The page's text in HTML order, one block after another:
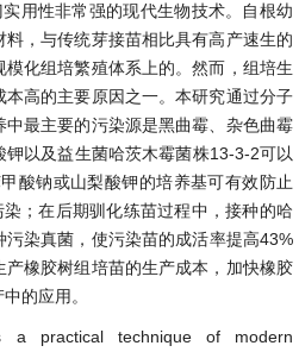
用性非常强的现代生物技术。自根幼
，与传统芽接苗相比具有高产速生的
化组培繁殖体系上的。然而，组培生
高的主要原因之一。本研究通过分子
最主要的污染源是黑曲霉、杂色曲霉
以及益生菌哈茨木霉菌株13-3-2可以
酸钠或山梨酸钾的培养基可有效防止
；在后期驯化练苗过程中，接种的哈
染真菌，使污染苗的成活率提高43%
橡胶树组培苗的生产成本，加快橡胶
的应用。
a practical technique of modern